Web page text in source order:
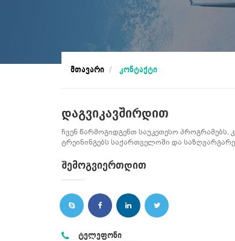
Მთავარი Კონტაქტი
დაგვიკავშირდით
ჩვენ წარმოგიდგენთ საუკეთესო პროგრამებს,
ტრეინინგებს საქართველოში და
Შემოგვიერთდით
ტელეფონი